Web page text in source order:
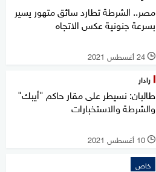
مصر.. الشرطة تطارد سائق متهور يسير
بسرعة جنونية عكس الاتجاه
l 24 أغسطس 2021
رادار
طالبان: نسيطر على مقار حاكم "أيبك"
والشرطة والاستخبارات
l 10 أغسطس 2021
خاص